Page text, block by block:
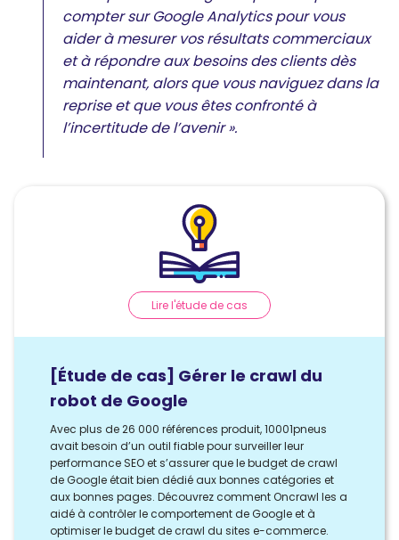
compter sur Google Analytics pour vous
aider à mesurer vos résultats commerciaux
et à répondre aux besoins des clients dès
maintenant, alors que vous naviguez dans la
reprise et que vous êtes confronté à
l’incertitude de l’avenir ».
[Étude de cas] Gérer le crawl du
robot de Google
Avec plus de 26 000 références produit, 10001pneus
avait besoin d’un outil fiable pour surveiller leur
performance SEO et s’assurer que le budget de crawl
de Google était bien dédié aux bonnes catégories et
aux bonnes pages. Découvrez comment Oncrawl les a
aidé à contrôler le comportement de Google et à
optimiser le budget de crawl du sites e-commerce.
Lire l'étude de cas